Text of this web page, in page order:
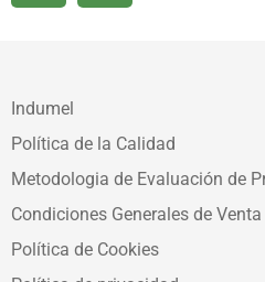
Indumel
Política de la Calidad
Metodologia de Evaluación de
Condiciones Generales de
Política de Cookies